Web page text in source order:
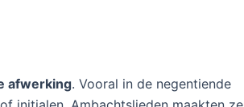
afwerking. Vooral in de negentiende